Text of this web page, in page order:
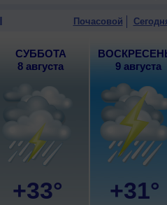
Почасовой
СУББОТА
8 августа
+33°
9 августа
+31°